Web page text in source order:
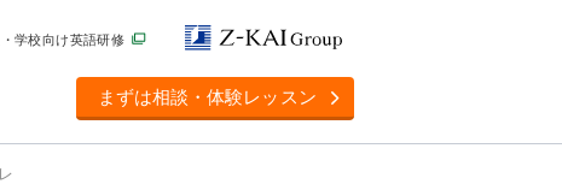
学校向け英語研修
まずは相談・体験レッスン